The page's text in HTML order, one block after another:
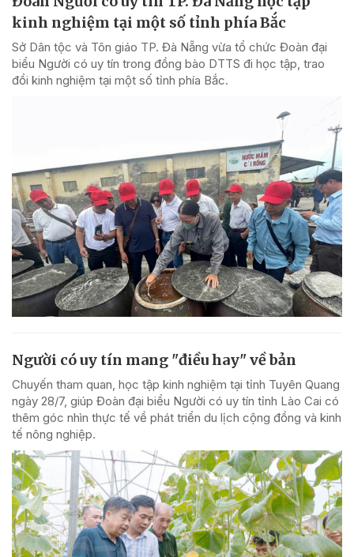
kinh nghiệm tại một số tỉnh phía Bắc
Sở Dân tộc và Tôn giáo TP. Đà Nẵng vừa tổ chức Đoàn đại
biểu Người có uy tín trong đồng bào DTTS đi học tập, trao
đổi kinh nghiệm tại một số tỉnh phía Bắc.
Người có uy tín mang "điều hay" về bản
Chuyến tham quan, học tập kinh nghiệm tại tỉnh Tuyên Quang
ngày 28/7, giúp Đoàn đại biểu Người có uy tín tỉnh Lào Cai có
thêm góc nhìn thực tế về phát triển du lịch cộng đồng và kinh
tế nông nghiệp.